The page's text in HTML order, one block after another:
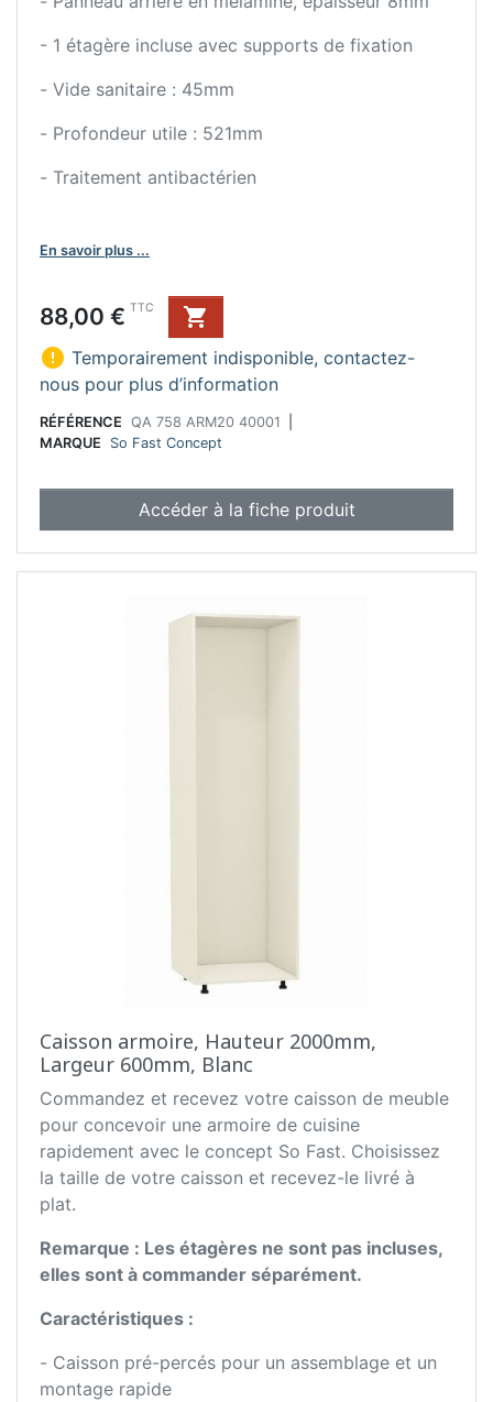
- 1 étagère incluse avec supports de fixation
- Vide sanitaire : 45mm
- Profondeur utile : 521mm
- Traitement antibactérien
En savoir plus ...
Prix
88,00 € TTC

 Temporairement indisponible, contactez-
nous pour plus d’information
RÉFÉRENCE QA 758 ARM20 40001
MARQUE
So Fast Concept
Accéder à la fiche produit
Caisson armoire, Hauteur 2000mm,
Largeur 600mm, Blanc
Commandez et recevez votre caisson de meuble
pour concevoir une armoire de cuisine
rapidement avec le concept So Fast. Choisissez
la taille de votre caisson et recevez-le livré à
plat.
Remarque : Les étagères ne sont pas incluses,
elles sont à commander séparément.
Caractéristiques :
- Caisson pré-percés pour un assemblage et un
montage rapide